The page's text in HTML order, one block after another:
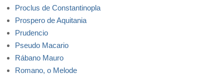
Proclus de Constantinopla
Prospero de Aquitania
Prudencio
Pseudo Macario
Rábano Mauro
Romano, o Melode